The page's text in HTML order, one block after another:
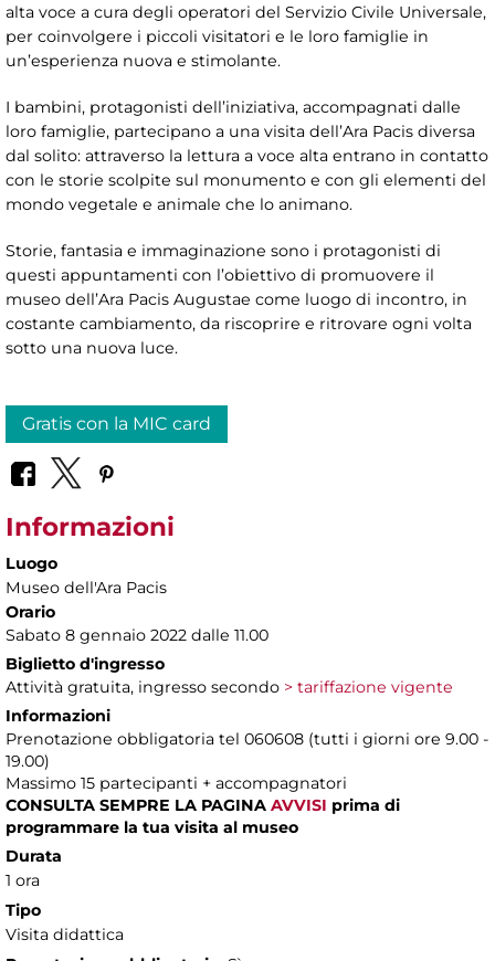
alta voce a cura degli operatori del Servizio Civile Universale,
per coinvolgere i piccoli visitatori e le loro famiglie in
un’esperienza nuova e stimolante.
I bambini, protagonisti dell’iniziativa, accompagnati dalle
loro famiglie, partecipano a una visita dell’Ara Pacis diversa
dal solito: attraverso la lettura a voce alta entrano in contatto
con le storie scolpite sul monumento e con gli elementi del
mondo vegetale e animale che lo animano.
Storie, fantasia e immaginazione sono i protagonisti di
questi appuntamenti con l’obiettivo di promuovere il
museo dell’Ara Pacis Augustae come luogo di incontro, in
costante cambiamento, da riscoprire e ritrovare ogni volta
sotto una nuova luce.
Gratis con la MIC card
Informazioni
Luogo
Museo dell'Ara Pacis
Orario
Sabato 8 gennaio 2022 dalle 11.00
Biglietto d'ingresso
Attività gratuita, ingresso secondo > tariffazione vigente
Informazioni
Prenotazione obbligatoria tel 060608 (tutti i giorni ore 9.00 -
19.00)
Massimo 15 partecipanti + accompagnatori
CONSULTA SEMPRE LA PAGINA AVVISI prima di
programmare la tua visita al museo
Durata
1 ora
Tipo
Visita didattica